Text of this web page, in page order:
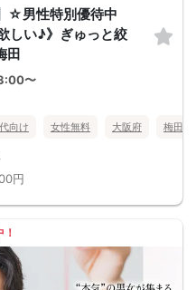
☆男性特別優待中
しい♪》ぎゅっと絞
田
〜
向け 女性無料 大阪府 梅田
円